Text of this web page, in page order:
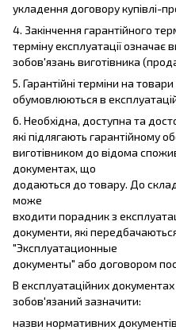
укладення договору купівлі-
4. Закінчення гарантійного
терміну експлуатації означає
зобов'язань виготівника
5. Гарантійні терміни на
обумовлюються в
6. Необхідна, доступна та
які підлягають гарантійному
виготівником до відома
документах, що
додаються до товару. До
може
входити порадник з
документи, які
"Эксплуатационные
документы" або договором
В експлуатаційних
зобов'язаний зазначити:
назви нормативних